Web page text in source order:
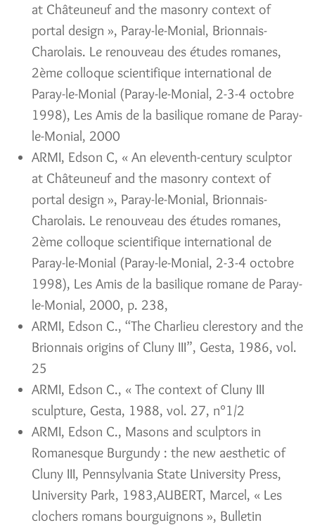
at Châteuneuf and the masonry context of
portal design », Paray-le-Monial, Brionnais-
Charolais. Le renouveau des études romanes,
2ème colloque scientifique international de
Paray-le-Monial (Paray-le-Monial, 2-3-4 octobre
1998), Les Amis de la basilique romane de Paray-
le-Monial, 2000
ARMI, Edson C, « An eleventh-century sculptor
at Châteuneuf and the masonry context of
portal design », Paray-le-Monial, Brionnais-
Charolais. Le renouveau des études romanes,
2ème colloque scientifique international de
Paray-le-Monial (Paray-le-Monial, 2-3-4 octobre
1998), Les Amis de la basilique romane de Paray-
le-Monial, 2000, p. 238,
ARMI, Edson C., “The Charlieu clerestory and the
Brionnais origins of Cluny III”, Gesta, 1986, vol.
25
ARMI, Edson C., « The context of Cluny III
sculpture, Gesta, 1988, vol. 27, n°1/2
ARMI, Edson C., Masons and sculptors in
Romanesque Burgundy : the new aesthetic of
Cluny III, Pennsylvania State University Press,
University Park, 1983,AUBERT, Marcel, « Les
clochers romans bourguignons », Bulletin